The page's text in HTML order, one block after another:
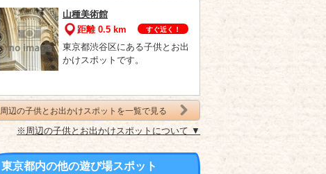
山種美術館
距離 0.5 km
すぐ近く！
東京都渋谷区にある子供とお出
かけスポットです。
周辺の子供とお出かけスポットを一覧で見る
※周辺の子供とお出かけスポットについて ▼
東京都内の他の遊び場スポット